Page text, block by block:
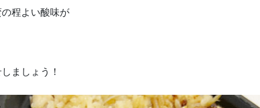
程よい酸味が
ましょう！